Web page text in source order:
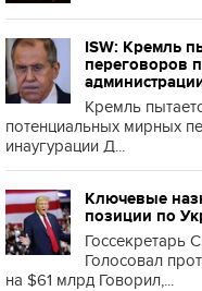
ISW: Кремль
переговоров
Кремль
потенциальных мирных
инаугурации Д...
Ключевые
позиции по
Голосовал
на $61 млрд Говорил,...